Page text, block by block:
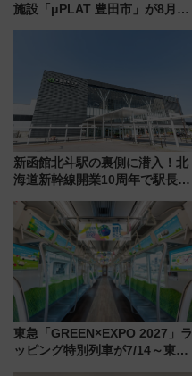
施設「μPLAT 豊田市」が8月26
新函館北斗駅の裏側に潜入！北
海道新幹線開業10周年で駅長
ト 参加方法や体験内容を紹介
東急「GREEN×EXPO 2027」ラ
ッピング特別列車が7/14～東